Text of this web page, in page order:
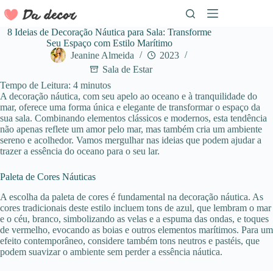
para
conteúdo
8 Ideias de Decoração Náutica para Sala: Transforme
Seu Espaço com Estilo Marítimo
Jeanine Almeida
2023
Sala de Estar
Tempo de Leitura: 4 minutos
A decoração náutica, com seu apelo ao oceano e à tranquilidade do
mar, oferece uma forma única e elegante de transformar o espaço da
sua sala. Combinando elementos clássicos e modernos, esta tendência
não apenas reflete um amor pelo mar, mas também cria um ambiente
sereno e acolhedor. Vamos mergulhar nas ideias que podem ajudar a
trazer a essência do oceano para o seu lar.
Paleta de Cores Náuticas
A escolha da paleta de cores é fundamental na decoração náutica. As
cores tradicionais deste estilo incluem tons de azul, que lembram o mar
e o céu, branco, simbolizando as velas e a espuma das ondas, e toques
de vermelho, evocando as boias e outros elementos marítimos. Para um
efeito contemporâneo, considere também tons neutros e pastéis, que
podem suavizar o ambiente sem perder a essência náutica.